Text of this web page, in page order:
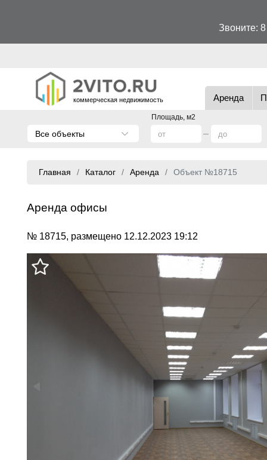
Звоните:
коммерческая недвижимость Аренда
Площадь, м2
Все объекты
Главная Каталог Аренда Объект №18715
Аренда офисы
№ 18715, размещено 12.12.2023 19:12